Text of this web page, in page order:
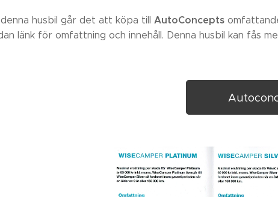
husbil går det att köpa till AutoConcepts
länk för omfattning och innehåll. Denna husbil kan fås